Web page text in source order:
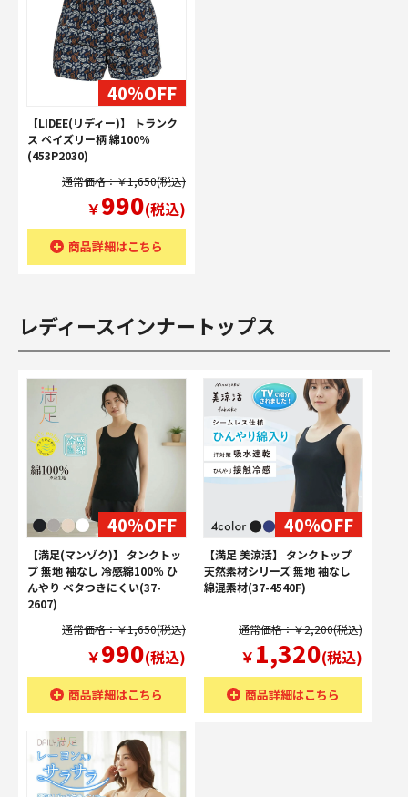
40%OFF
【LIDEE(リディー)】 トランク
ス ペイズリー柄 綿100％
(453P2030)
通常価格：￥1,650(税込)
￥990(税込)
商品詳細はこちら
レディースインナートップス
40%OFF
【満足(マンゾク)】 タンクトッ
プ 無地 袖なし 冷感綿100％ ひ
んやり ベタつきにくい(37-
2607)
通常価格：￥1,650(税込)
￥990(税込)
商品詳細はこちら
40%OFF
【満足 美涼活】 タンクトップ
天然素材シリーズ 無地 袖なし
綿混素材(37-4540F)
通常価格：￥2,200(税込)
￥ 1,320(税込)
商品詳細はこちら